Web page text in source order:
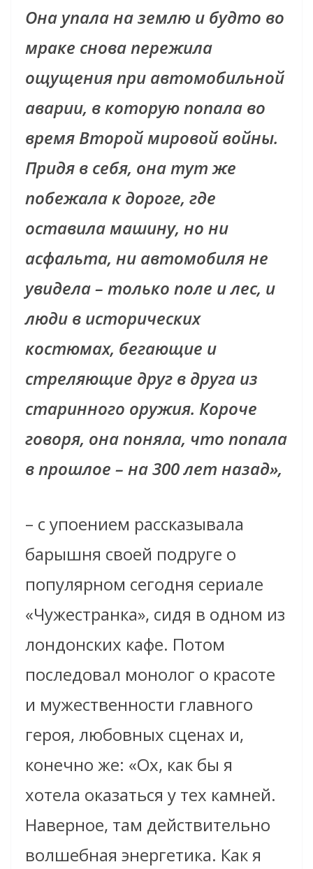
Она упала на землю и будто во
мраке снова пережила
ощущения при автомобильной
аварии, в которую попала во
время Второй мировой войны.
Придя в себя, она тут же
побежала к дороге, где
оставила машину, но ни
асфальта, ни автомобиля не
увидела – только поле и лес, и
люди в исторических
костюмах, бегающие и
стреляющие друг в друга из
старинного оружия. Короче
говоря, она поняла, что попала
в прошлое – на 300 лет назад»,
– с упоением рассказывала
барышня своей подруге о
популярном сегодня сериале
«Чужестранка», сидя в одном из
лондонских кафе. Потом
последовал монолог о красоте
и мужественности главного
героя, любовных сценах и,
конечно же: «Ох, как бы я
хотела оказаться у тех камней.
Наверное, там действительно
волшебная энергетика. Как я